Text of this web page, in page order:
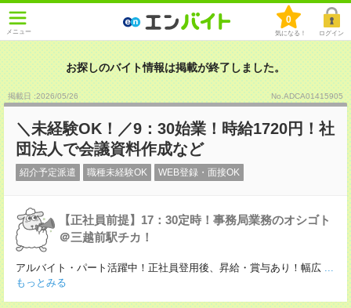
メニュー
0
気になる！ ログイン
お探しのバイト情報は掲載が終了しました。
掲載日 :2026/05/26 No.ADCA01415905
＼未経験OK！／9：30始業！時給1720円！社
団法人で会議資料作成など
紹介予定派遣 職種未経験OK WEB登録・面接OK
【正社員前提】17：30定時！事務局業務のオシゴト
＠三越前駅チカ！
アルバイト・パート活躍中！正社員登用後、昇給・賞与あり！幅広 ...
もっとみる